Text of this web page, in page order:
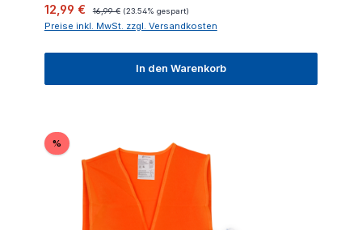
Verkaufspreis:
12,99 € 16,99 € (23.54% gespart)
Preise inkl. MwSt. zzgl. Versandkosten
In den Warenkorb
%Rabatt